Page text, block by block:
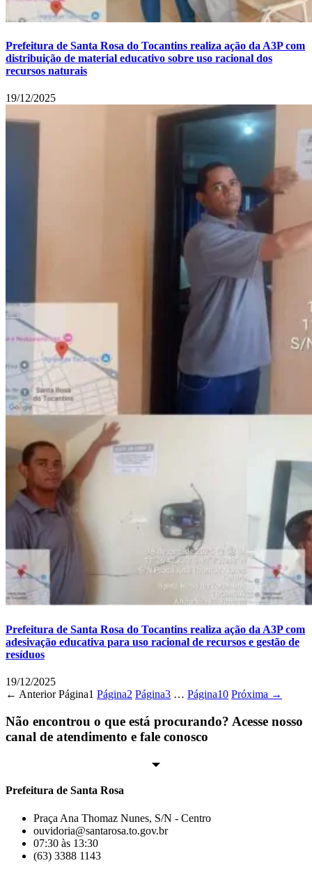
Prefeitura de Santa Rosa do Tocantins realiza ação da A3P com
distribuição de material educativo sobre uso racional dos
recursos naturais
19/12/2025
Prefeitura de Santa Rosa do Tocantins realiza ação da A3P com
adesivação educativa para uso racional de recursos e gestão de
resíduos
19/12/2025
← Anterior Página1 Página2 Página3 … Página10 Próxima →
Não encontrou o que está procurando? Acesse nosso
canal de atendimento e fale conosco
Prefeitura de Santa Rosa
Praça Ana Thomaz Nunes, S/N - Centro
ouvidoria@santarosa.to.gov.br
07:30 às 13:30
(63) 3388 1143